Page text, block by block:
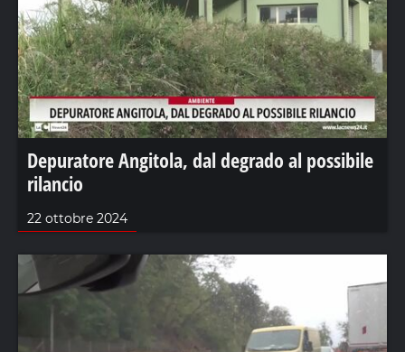
Depuratore Angitola, dal degrado al possibile
rilancio
22 ottobre 2024